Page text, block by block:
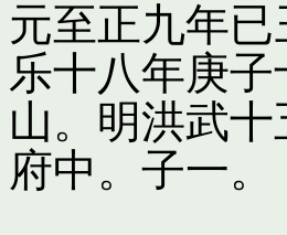
元至正九年
乐十八年庚
山。明洪武
府中。子一。